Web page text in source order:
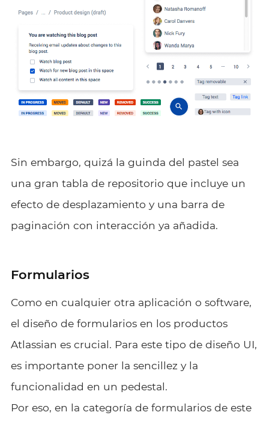
Sin embargo, quizá la guinda del pastel sea
una gran tabla de repositorio que incluye un
efecto de desplazamiento y una barra de
paginación con interacción ya añadida.
Formularios
Como en cualquier otra aplicación o software,
el diseño de formularios en los productos
Atlassian es crucial. Para este tipo de diseño UI,
es importante poner la sencillez y la
funcionalidad en un pedestal.
Por eso, en la categoría de formularios de este